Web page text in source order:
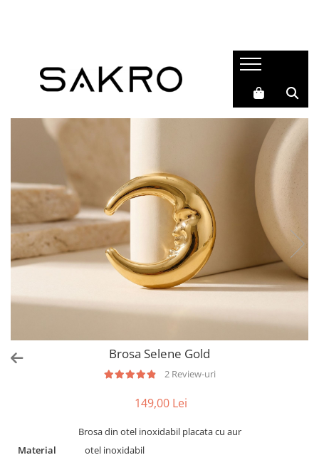
Charms
Pandantive
Inele
Bratari
Coliere
Brosa Selene Gold
2 Review-uri
149,00 Lei
Brosa din otel inoxidabil placata cu aur
Material
otel inoxidabil